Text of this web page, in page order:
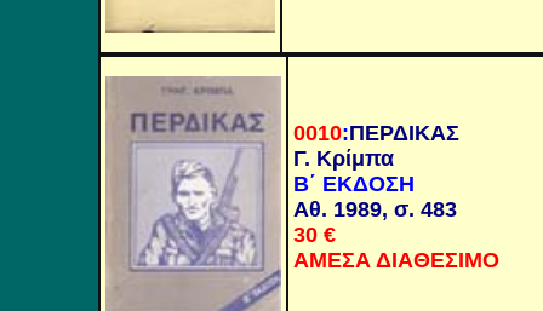
0010:ΠΕΡΔΙΚΑΣ
Γ. Κρίμπα
Β΄ ΕΚΔΟΣΗ
Αθ. 1989, σ. 483
30€
ΑΜΕΣΑ ΔΙΑΘΕΣΙΜΟ